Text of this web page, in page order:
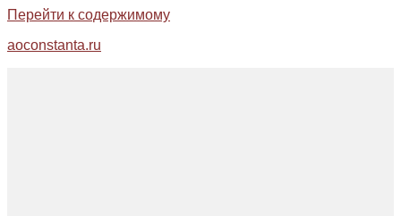
Перейти к содержимому
aoconstanta.ru